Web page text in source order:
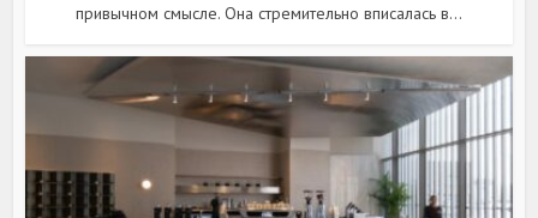
привычном смысле. Она стремительно вписалась в...